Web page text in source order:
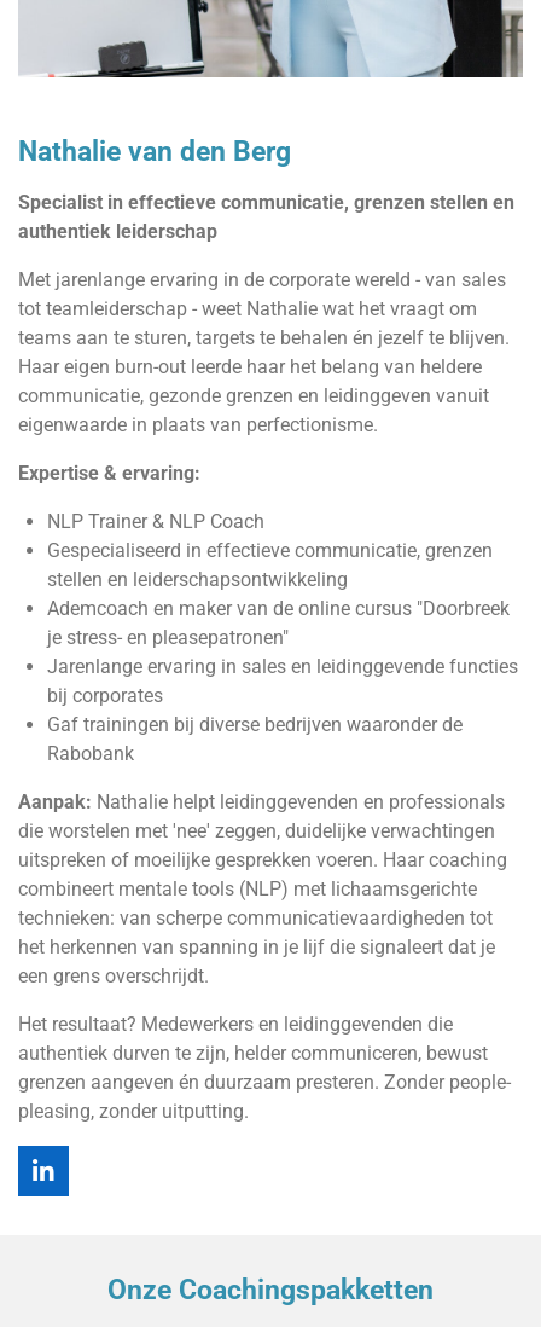
Nathalie van den Berg
Specialist in effectieve communicatie, grenzen stellen en
authentiek leiderschap
Met jarenlange ervaring in de corporate wereld - van sales
tot teamleiderschap - weet Nathalie wat het vraagt om
teams aan te sturen, targets te behalen én jezelf te blijven.
Haar eigen burn-out leerde haar het belang van heldere
communicatie, gezonde grenzen en leidinggeven vanuit
eigenwaarde in plaats van perfectionisme.
Expertise & ervaring:
NLP Trainer & NLP Coach
Gespecialiseerd in effectieve communicatie, grenzen
stellen en leiderschapsontwikkeling
Ademcoach en maker van de online cursus "Doorbreek
je stress- en pleasepatronen"
Jarenlange ervaring in sales en leidinggevende functies
bij corporates
Gaf trainingen bij diverse bedrijven waaronder de
Rabobank
Aanpak: Nathalie helpt leidinggevenden en professionals
die worstelen met 'nee' zeggen, duidelijke verwachtingen
uitspreken of moeilijke gesprekken voeren. Haar coaching
combineert mentale tools (NLP) met lichaamsgerichte
technieken: van scherpe communicatievaardigheden tot
het herkennen van spanning in je lijf die signaleert dat je
een grens overschrijdt.
Het resultaat? Medewerkers en leidinggevenden die
authentiek durven te zijn, helder communiceren, bewust
grenzen aangeven én duurzaam presteren. Zonder people-
pleasing, zonder uitputting.
L
i
Onze Coachingspakketten